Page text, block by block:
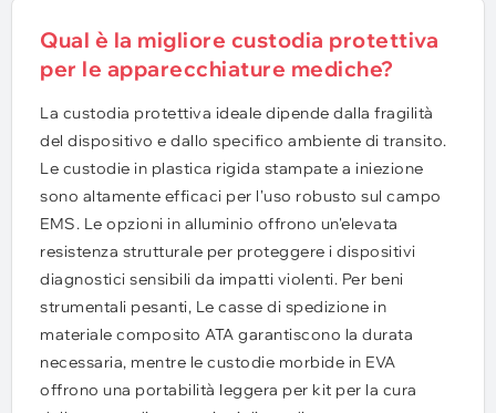
Qual è la migliore custodia protettiva
per le apparecchiature mediche?
La custodia protettiva ideale dipende dalla fragilità
del dispositivo e dallo specifico ambiente di transito.
Le custodie in plastica rigida stampate a iniezione
sono altamente efficaci per l'uso robusto sul campo
EMS. Le opzioni in alluminio offrono un'elevata
resistenza strutturale per proteggere i dispositivi
diagnostici sensibili da impatti violenti. Per beni
strumentali pesanti, Le casse di spedizione in
materiale composito ATA garantiscono la durata
necessaria, mentre le custodie morbide in EVA
offrono una portabilità leggera per kit per la cura